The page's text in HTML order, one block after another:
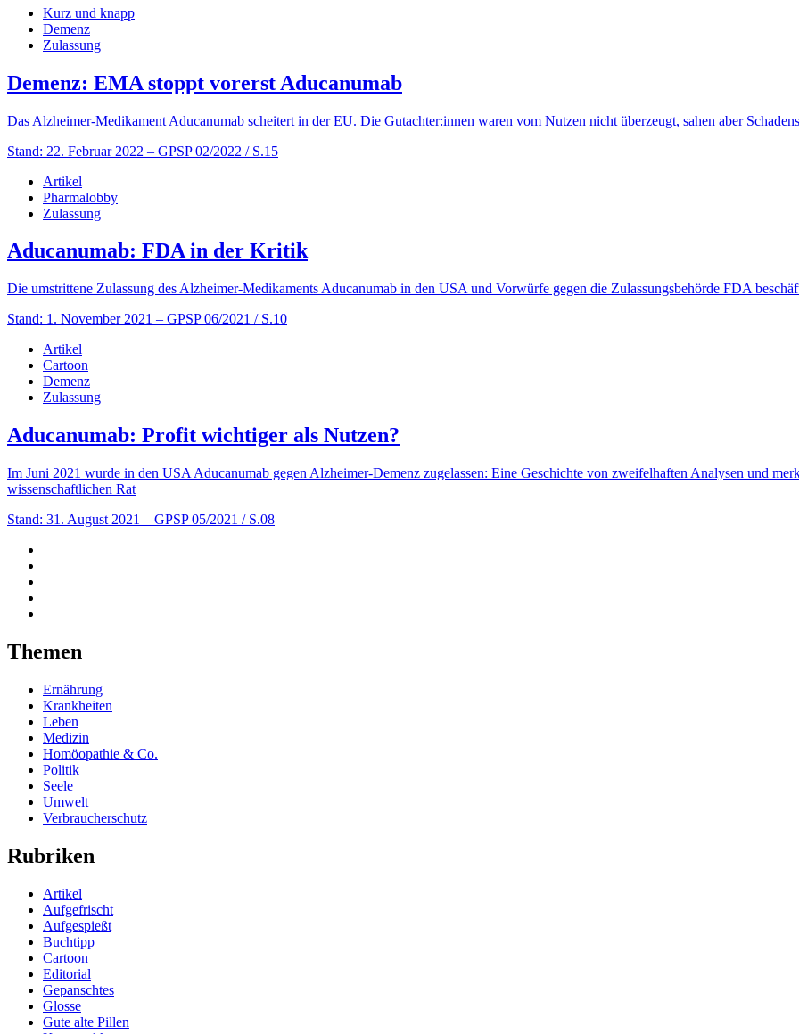
Kurz und knapp
Demenz
Zulassung
Demenz: EMA stoppt vorerst Aducanumab
Das Alzheimer-Medikament Aducanumab scheitert in der EU. Die Gutachter:innen waren vom Nutzen nicht überzeugt, sahen aber
Stand: 22. Februar 2022 – GPSP 02/2022 / S.15
Artikel
Pharmalobby
Zulassung
Aducanumab: FDA in der Kritik
Die umstrittene Zulassung des Alzheimer-Medikaments Aducanumab in den USA und Vorwürfe gegen die Zulassungsbehörde FDA
Stand: 1. November 2021 – GPSP 06/2021 / S.10
Artikel
Cartoon
Demenz
Zulassung
Aducanumab: Profit wichtiger als Nutzen?
Im Juni 2021 wurde in den USA Aducanumab gegen Alzheimer-Demenz zugelassen: Eine Geschichte von zweifelhaften Analysen und
wissenschaftlichen Rat
Stand: 31. August 2021 – GPSP 05/2021 / S.08
Themen
Ernährung
Krankheiten
Leben
Medizin
Homöopathie & Co.
Politik
Seele
Umwelt
Verbraucherschutz
Rubriken
Artikel
Aufgefrischt
Aufgespießt
Buchtipp
Cartoon
Editorial
Gepanschtes
Glosse
Gute alte Pillen